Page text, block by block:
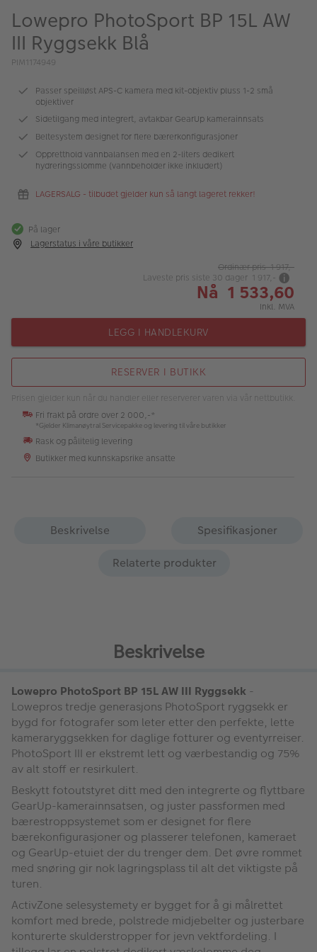
Kampanjer
Merker
Lagersalg
Bildeprodukter
Fotokurs
Inspirasjon
Butikkoversikt
Lowepro PhotoSport BP 15L AW
III Ryggsekk Blå
PIM1174949
Passer speilløst APS-C kamera med kit-objektiv pluss 1-2 små
objektiver
Sidetilgang med integrert, avtakbar GearUp kamerainnsats
Beltesystem designet for flere bærerkonfigurasjoner
Oppretthold vannbalansen med en 2-liters dedikert
hydreringsslomme (vannbeholder ikke inkludert)
LAGERSALG - tilbudet gjelder kun så langt lageret rekker!
På lager
Lagerstatus i våre butikker
Ordinær pris 1 917,-
Laveste pris siste 30 dager 1 917,-
Nå 1 533,60
Inkl. MVA
LEGG I HANDLEKURV
RESERVER I BUTIKK
Prisen gjelder kun når du handler eller reserverer varen via vår nettbutikk.
Fri frakt på ordre over 2 000,-*
*Gjelder Klimanøytral Servicepakke og levering til våre butikker
Rask og pålitelig levering
Butikker med kunnskapsrike ansatte
Beskrivelse
Spesifikasjoner
Relaterte produkter
Beskrivelse
Lowepro PhotoSport BP 15L AW III Ryggsekk -
Lowepros tredje generasjons PhotoSport ryggsekk er
bygd for fotografer som leter etter den perfekte, lette
kameraryggsekken for daglige fotturer og eventyrreiser.
PhotoSport III er ekstremt lett og værbestandig og 75%
av alt stoff er resirkulert.
Beskytt fotoutstyret ditt med den integrerte og flyttbare
GearUp-kamerainnsatsen, og juster passformen med
bærestroppsystemet som er designet for flere
bærekonfigurasjoner og plasserer telefonen, kameraet
og GearUp-etuiet der du trenger dem. Det øvre rommet
med snøring gir nok lagringsplass til alt det viktigste på
turen.
ActivZone selesystemety er bygget for å gi målrettet
komfort med brede, polstrede midjebelter og justerbare
konturerte skulderstropper for jevn vektfordeling. I